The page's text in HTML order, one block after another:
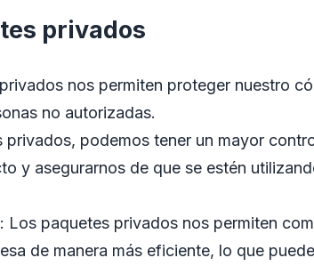
privados
nos permiten proteger nuestro
no autorizadas.
podemos tener un mayor
y asegurarnos de que se estén
Los paquetes privados nos permiten
de manera más eficiente, lo que